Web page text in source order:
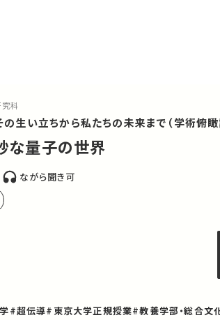
究科
生い立ちから私たちの未来まで（学術俯瞰
な量子の世界
ながら聞き可
#超伝導#東京大学正規授業#教養学部・総合文